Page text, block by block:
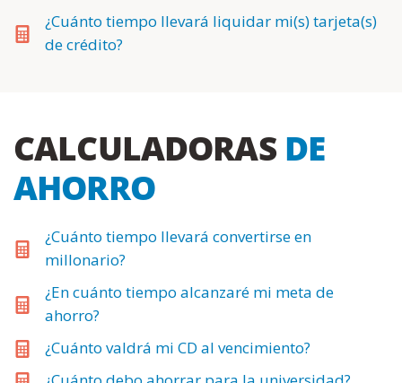
¿Cuánto tiempo llevará liquidar mi(s) tarjeta(s)
de crédito?
CALCULADORAS DE
AHORRO
¿Cuánto tiempo llevará convertirse en
millonario?
¿En cuánto tiempo alcanzaré mi meta de
ahorro?
¿Cuánto valdrá mi CD al vencimiento?